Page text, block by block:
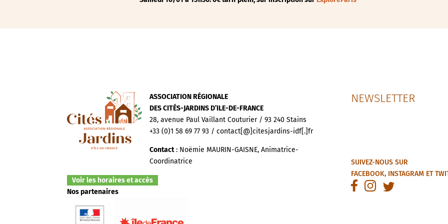
ASSOCIATION RÉGIONALE
DES CITÉS-JARDINS D’ILE-DE-FRANCE
28, avenue Paul Vaillant Couturier / 93 240 Stains
+33 (0)1 58 69 77 93 / contact[@]citesjardins-idf[.]fr
Contact: Noëmie MAURIN-GAISNE, Animatrice-
Coordinatrice
Voir les horaires et accès
Nos partenaires
NEWSLETTER
SUIVEZ-NOUS SUR
FACEBOOK, INSTAGRAMET